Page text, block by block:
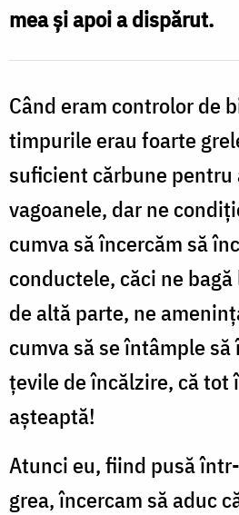
îmbrăcat
cu
schimă
și
m-
apărat!”
/
Foto:
Ștefan
Cojocariu
mea şi apoi a dispărut.
Când eram controlor de
timpurile erau foarte
suficient cărbune pentru
vagoanele, dar ne
cumva să încercăm să
conductele, căci ne
de altă parte, ne
cumva să se întâmple
ţevile de încălzire, că tot
aşteaptă!
Atunci eu, fiind pusă
grea, încercam să aduc